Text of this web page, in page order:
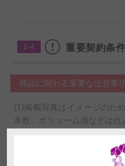
2-4 重要契約条件
商品に関わる重要な注意事項
(1)掲載写真はイメージのた
本数、ボリューム感などは
ージカード、花器等、商品
や素材等は掲載イメージ写
真と現物との違いを理由と